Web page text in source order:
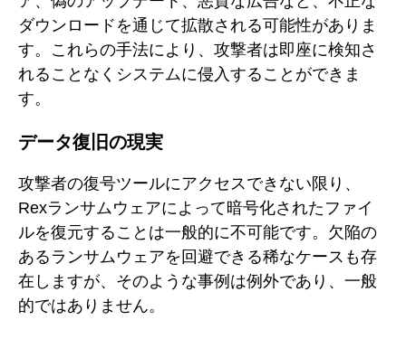
ダウンロードを通じて拡散される可能性がありま
す。これらの手法により、攻撃者は即座に検知さ
れることなくシステムに侵入することができま
す。
データ復旧の現実
攻撃者の復号ツールにアクセスできない限り、
Rexランサムウェアによって暗号化されたファイ
ルを復元することは一般的に不可能です。欠陥の
あるランサムウェアを回避できる稀なケースも存
在しますが、そのような事例は例外であり、一般
的ではありません。